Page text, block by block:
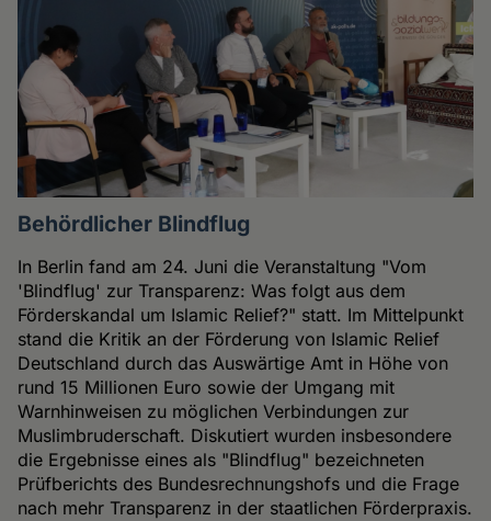
Behördlicher Blindflug
In Berlin fand am 24. Juni die Veranstaltung "Vom
'Blindflug' zur Transparenz: Was folgt aus dem
Förderskandal um Islamic Relief?" statt. Im Mittelpunkt
stand die Kritik an der Förderung von Islamic Relief
Deutschland durch das Auswärtige Amt in Höhe von
rund 15 Millionen Euro sowie der Umgang mit
Warnhinweisen zu möglichen Verbindungen zur
Muslimbruderschaft. Diskutiert wurden insbesondere
die Ergebnisse eines als "Blindflug" bezeichneten
Prüfberichts des Bundesrechnungshofs und die Frage
nach mehr Transparenz in der staatlichen Förderpraxis.